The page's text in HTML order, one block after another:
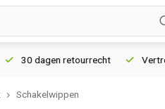
retourrecht Vertrouwd online
Schakelwippen